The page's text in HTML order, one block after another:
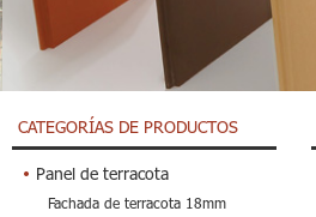
CATEGORÍAS DE PRODUCTOS
Panel de terracota
Fachada de terracota 18mm